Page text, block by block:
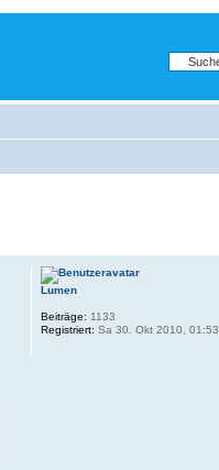
Lumen
Beiträge: 1133
Registriert: Sa 30. Okt 2010, 01:53